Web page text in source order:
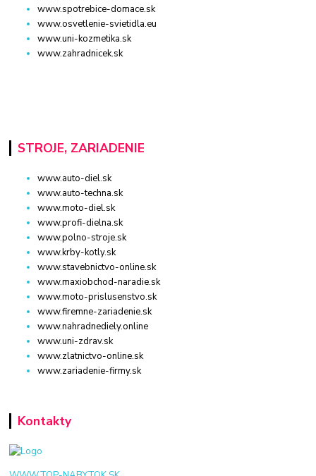
www.spotrebice-domace.sk
www.osvetlenie-svietidla.eu
www.uni-kozmetika.sk
www.zahradnicek.sk
STROJE, ZARIADENIE
www.auto-diel.sk
www.auto-techna.sk
www.moto-diel.sk
www.profi-dielna.sk
www.polno-stroje.sk
www.krby-kotly.sk
www.stavebnictvo-online.sk
www.maxiobchod-naradie.sk
www.moto-prislusenstvo.sk
www.firemne-zariadenie.sk
www.nahradnediely.online
www.uni-zdrav.sk
www.zlatnictvo-online.sk
www.zariadenie-firmy.sk
Kontakty